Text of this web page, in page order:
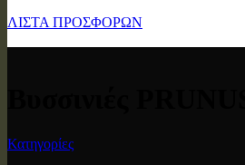
ΛΙΣΤΑ ΠΡΟΣΦΟΡΩΝ
Κατηγορίες